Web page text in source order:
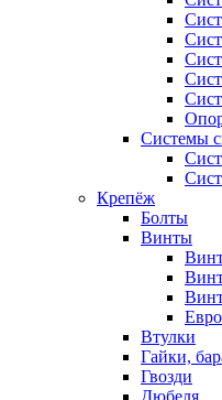
Системы
Крепёж
Болты
Винты
Втулки
Гайки,
Гвозди
Дюбеля